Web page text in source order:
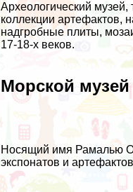
Археологический
коллекции артефактов,
надгробные плиты,
17-18-х веков.
Морской музей
Носящий имя Рамалью
экспонатов и